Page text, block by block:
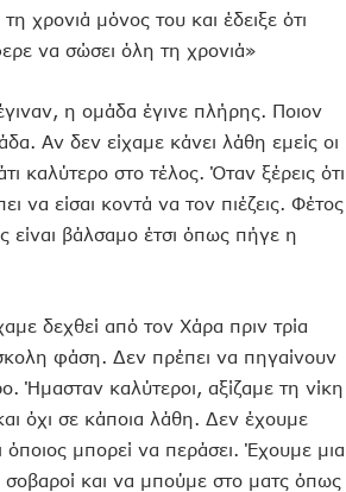
χρονιά μόνος του και έδειξε ότι
να σώσει όλη τη χρονιά»
η ομάδα έγινε πλήρης. Ποιον
Αν δεν είχαμε κάνει λάθη εμείς οι
καλύτερο στο τέλος. Όταν ξέρεις ότι
να είσαι κοντά να τον πιέζεις. Φέτος
είναι βάλσαμο έτσι όπως πήγε η
δεχθεί από τον Χάρα πριν τρία
φάση. Δεν πρέπει να πηγαίνουν
Ήμασταν καλύτεροι, αξίζαμε τη νίκη
όχι σε κάποια λάθη. Δεν έχουμε
μπορεί να περάσει. Έχουμε μια
σοβαροί και να μπούμε στο ματς όπως